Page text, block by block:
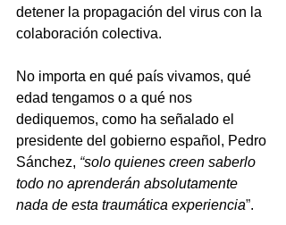
detener la propagación del virus con la
colaboración colectiva.
No importa en qué país vivamos, qué
edad tengamos o a qué nos
dediquemos, como ha señalado el
presidente del gobierno español, Pedro
Sánchez, “solo quienes creen saberlo
todo no aprenderán absolutamente
nada de esta traumática experiencia”.